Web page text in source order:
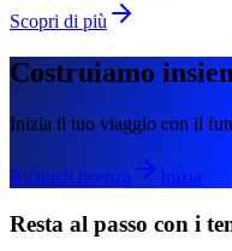
Scopri di più
Costruiamo
Inizia il tuo viaggio con il
Richiedi licenza Inizia
Resta al passo con i